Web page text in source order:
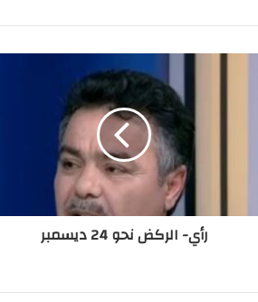
رأي- الركض نحو 24 ديسمبر